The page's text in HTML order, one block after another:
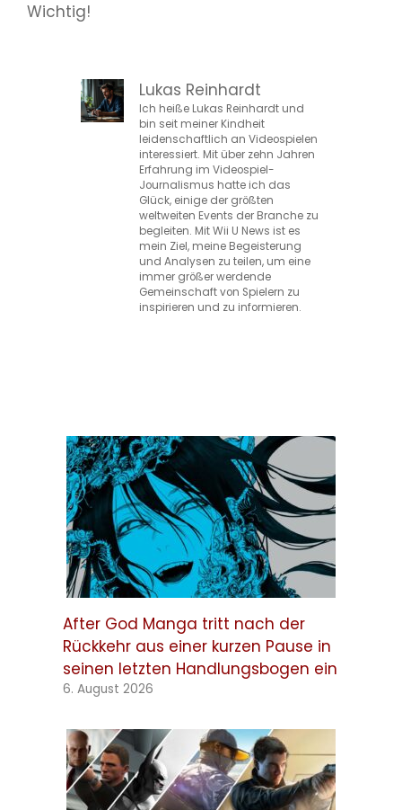
Wichtig!
Lukas Reinhardt
Ich heiße Lukas Reinhardt und
bin seit meiner Kindheit
leidenschaftlich an Videospielen
interessiert. Mit über zehn Jahren
Erfahrung im Videospiel-
Journalismus hatte ich das
Glück, einige der größten
weltweiten Events der Branche zu
begleiten. Mit Wii U News ist es
mein Ziel, meine Begeisterung
und Analysen zu teilen, um eine
immer größer werdende
Gemeinschaft von Spielern zu
inspirieren und zu informieren.
After God Manga tritt nach der
Rückkehr aus einer kurzen Pause in
seinen letzten Handlungsbogen ein
6. August 2026